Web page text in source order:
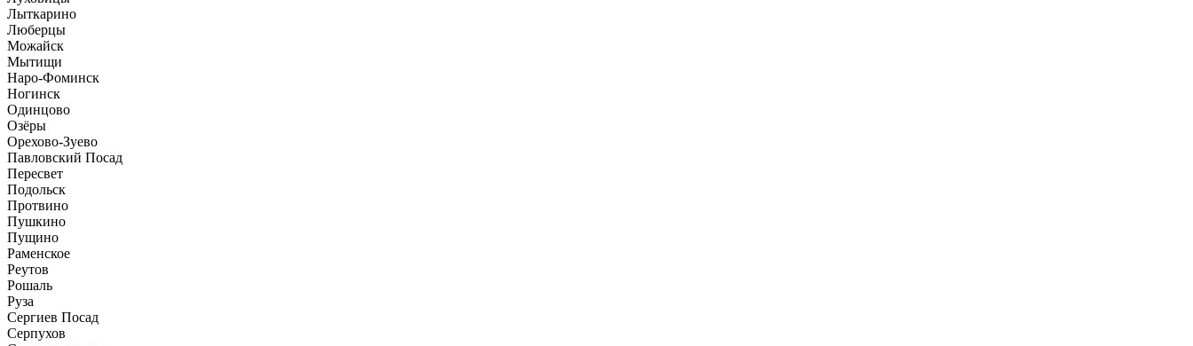
Лыткарино
Люберцы
Можайск
Мытищи
Наро-Фоминск
Ногинск
Одинцово
Озёры
Орехово-Зуево
Павловский Посад
Пересвет
Подольск
Протвино
Пушкино
Пущино
Раменское
Реутов
Рошаль
Руза
Сергиев Посад
Серпухов